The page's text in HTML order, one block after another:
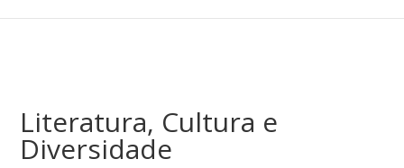
Literatura, Cultura e
Diversidade